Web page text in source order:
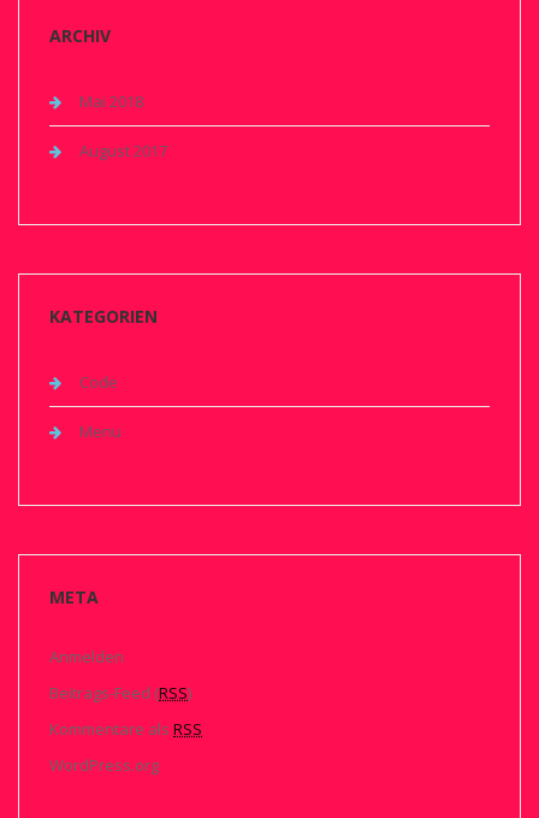
ARCHIV
Mai 2018
August 2017
KATEGORIEN
Code
Menu
META
Anmelden
Beitrags-Feed (RSS)
Kommentare als RSS
WordPress.org